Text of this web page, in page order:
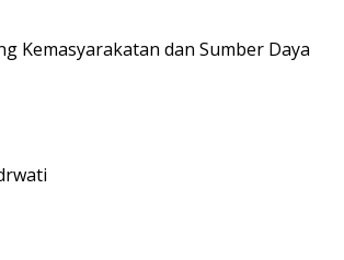
Kemasyarakatan dan Sumber Daya